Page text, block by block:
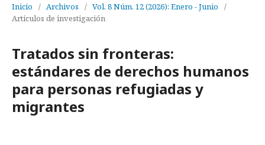
Inicio / Archivos / Vol. 8 Núm. 12 (2026): Enero - Junio
/
Artículos de investigación
Tratados sin fronteras:
estándares de derechos humanos
para personas refugiadas y
migrantes